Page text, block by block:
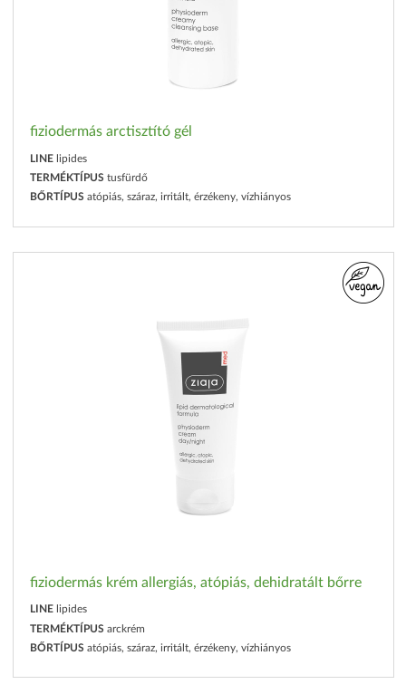
fiziodermás arctisztító gél
LINE lipides
TERMÉKTÍPUS tusfürdő
BŐRTÍPUS atópiás, száraz, irritált, érzékeny, vízhiányos
fiziodermás krém allergiás, atópiás, dehidratált bőrre
LINE lipides
TERMÉKTÍPUS arckrém
BŐRTÍPUS atópiás, száraz, irritált, érzékeny, vízhiányos